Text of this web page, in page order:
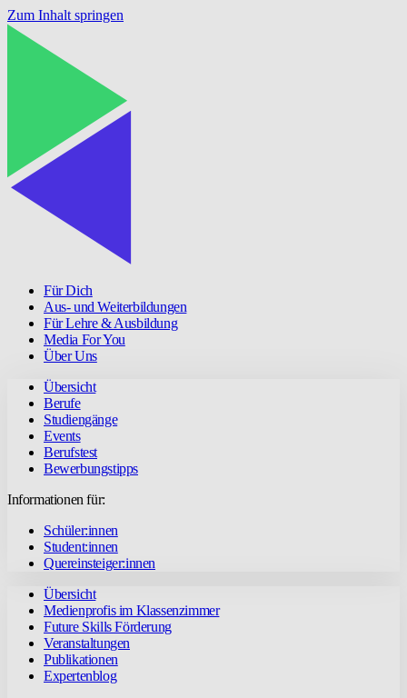
Zum Inhalt springen
Für Dich
Aus- und Weiterbildungen
Für Lehre & Ausbildung
Media For You
Über Uns
Übersicht
Berufe
Studiengänge
Events
Berufstest
Bewerbungstipps
Informationen für:
Schüler:innen
Student:innen
Quereinsteiger:innen
Übersicht
Medienprofis im Klassenzimmer
Future Skills Förderung
Veranstaltungen
Publikationen
Expertenblog